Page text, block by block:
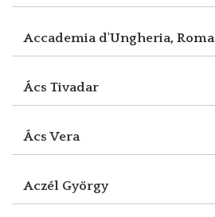
Accademia d'Ungheria, Roma
Ács Tivadar
Ács Vera
Aczél György